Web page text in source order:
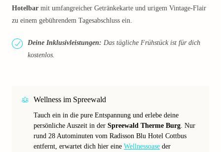
Hotelbar mit umfangreicher Getränkekarte und urigem Vintage-Flair
zu einem gebührendem Tagesabschluss ein.
Deine Inklusivleistungen: Das tägliche Frühstück ist für dich
kostenlos.
Wellness im Spreewald
Tauch ein in die pure Entspannung und erlebe deine
persönliche Auszeit in der Spreewald Therme Burg. Nur
rund 28 Autominuten vom Radisson Blu Hotel Cottbus
entfernt, erwartet dich hier eine Wellnessoase der